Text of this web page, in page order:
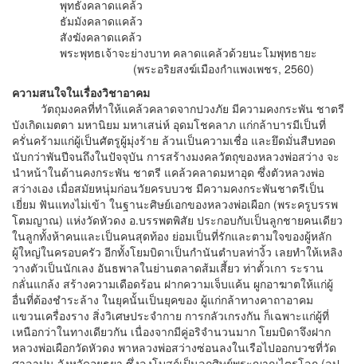
พุทธังคลาดแคล้ว
ธัมมังคลาดแคล้ว
สังฆังคลาดแคล้ว
พระพุทธเจ้าจะย่างบาท คลาดแคล้วด้วยนะโมพุทธายะ
(พระอริยสงฆ์เมืองกำแพงเพชร, 2560)
ความสนใจในเรื่องวิชาอาคม
วัตถุมงคลที่ทำให้แคล้วคลาดจากปวงภัย มีความคงกระพัน ชาตรี
บังเกิดเมตตา มหานิยม มหาเสน่ห์ อุดมโชคลาภ แก่กล้าบารมีเป็นที่
ครั่นคร้ามแก่ผู้เป็นศัตรูผู้มุ่งร้าย ล้วนเป็นความเชื่อ และยึดมั่นสืบทอด
นับกว่าพันปีจนถึงในปัจจุบัน การสร้างมงคลวัตถุของหลวงพ่อสว่าง จะ
นำหน้าในด้านคงกระพัน ชาตรี แคล้วคลาดมหาอุด ซึ่งตัวหลวงพ่อ
สว่างเอง เมื่อสมัยหนุ่มก่อนวัยครบบวช มีความคงกระพันชาตรีเป็น
เยี่ยม ฟันแทงไม่เข้า ในฐานะศิษย์เอกของหลวงพ่อเผือก (พระครูบรรพ
โตมญาณ) แห่งวัดหัวดง อ.บรรพตพิสัย ประกอบกับเป็นลูกชายคนเดียว
ในลูกทั้งห้าคนและเป็นคนสุดท้อง ย่อมเป็นที่รักและตามใจของผู้หลัก
ผู้ใหญ่ในครอบครัว อีกทั้งโยมบิดาเป็นกำนันตำบลท่างิ้ว เลยทำให้เหลิง
วางตัวเป็นนักเลง อันธพาลในย่านตลาดส้มเสี้ยว ท่าตั้วเกา ระราน
กลั่นแกล้ง สร้างความเดือดร้อน ฝากความเจ็บแค้น ผูกอาฆาตให้แก่ผู้
อื่นที่ต้องชำระล้าง ในยุคนั้นเป็นยุคของ ผู้แก่กล้าทางคาถาอาคม
แขวนเครื่องราง สิ่งวิเศษประจำกาย การกลัวเกรงกัน ก็เฉพาะแก่ผู้ที่
เหนือกว่าในทางเดียวกัน เนื่องจากมีคู่อริจำนวนมาก โยมบิดาจึงฝาก
หลวงพ่อเผือกวัดหัวดง พาหลวงพ่อสว่างซ่อนลงในเรือไปออกบวชที่วัด